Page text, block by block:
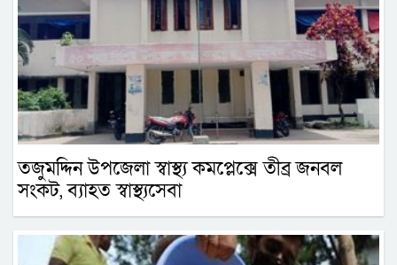
তজুমদ্দিন উপজেলা স্বাস্থ্য কমপ্লেক্সে তীব্র জনবল
সংকট, ব্যাহত স্বাস্থ্যসেবা